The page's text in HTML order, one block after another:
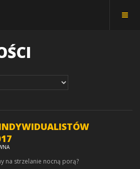
na strzelanie nocną porą?